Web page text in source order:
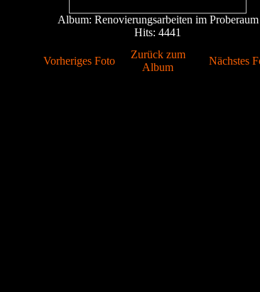
Album: Renovierungsarbeiten im Proberaum
Hits: 4441
Vorheriges Foto
Zurück zum
Album
Nächstes